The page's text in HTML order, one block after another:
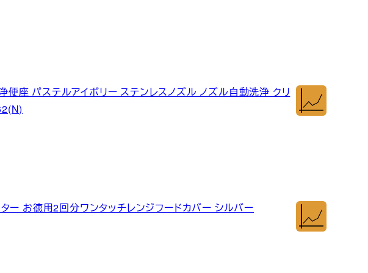
座 パステルアイボリー ステンレスノズル ノズル自動洗浄 クリ
ー お徳用2回分ワンタッチレンジフードカバー シルバー